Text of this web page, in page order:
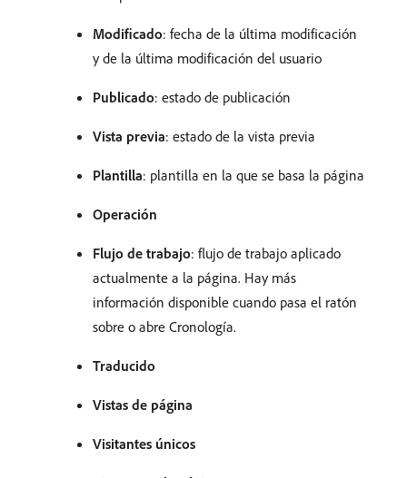
Modificado: fecha de la última modificación
y de la última modificación del usuario
Publicado: estado de publicación
Vista previa: estado de la vista previa
Plantilla: plantilla en la que se basa la página
Operación
Flujo de trabajo: flujo de trabajo aplicado
actualmente a la página. Hay más
información disponible cuando pasa el ratón
sobre o abre Cronología.
Traducido
Vistas de página
Visitantes únicos